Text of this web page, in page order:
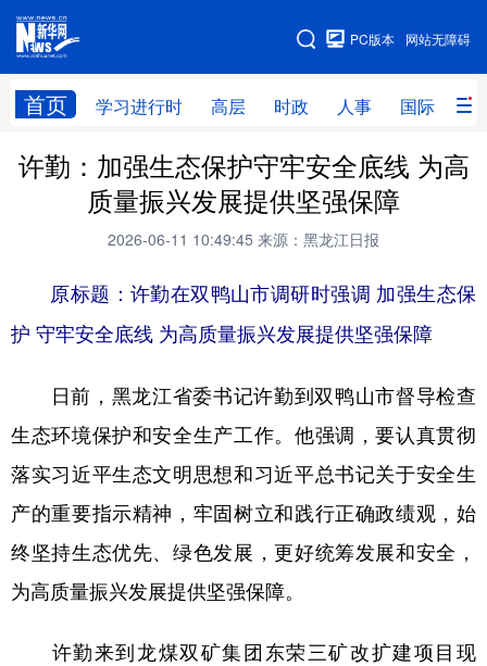
网站无障碍
PC版本
首页 学习进行时 高层 时政 人事 国际 财
网站地图
学习进行时 高层 时政 人事
财经 网评
全球连线
科技 科普 体育 文化
健康 军事 访谈 视频
图片 中央文件 金融 汽车
食品 人居 信息化 乡村振兴
溯源中国 城市 旅游 能源
会展 彩票 娱乐 时尚
许勤：加强生态保护守牢安全底线 为高
质量振兴发展提供坚强保障
2026-06-11 10:49:45 来源：黑龙江日报
原标题：许勤在双鸭山市调研时强调 加强生态保
护 守牢安全底线 为高质量振兴发展提供坚强保障
日前，黑龙江省委书记许勤到双鸭山市督导检查
生态环境保护和安全生产工作。他强调，要认真贯彻
落实习近平生态文明思想和习近平总书记关于安全生
产的重要指示精神，牢固树立和践行正确政绩观，始
终坚持生态优先、绿色发展，更好统筹发展和安全，
为高质量振兴发展提供坚强保障。
许勤来到龙煤双矿集团东荣三矿改扩建项目现